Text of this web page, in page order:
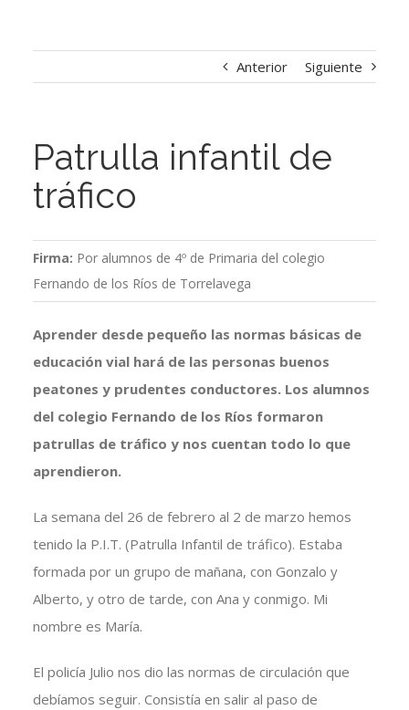
Anterior Siguiente
Patrulla infantil de
tráfico
Firma: Por alumnos de 4º de Primaria del colegio
Fernando de los Ríos de Torrelavega
Aprender desde pequeño las normas básicas de
educación vial hará de las personas buenos
peatones y prudentes conductores. Los alumnos
del colegio Fernando de los Ríos formaron
patrullas de tráfico y nos cuentan todo lo que
aprendieron.
La semana del 26 de febrero al 2 de marzo hemos
tenido la P.I.T. (Patrulla Infantil de tráfico). Estaba
formada por un grupo de mañana, con Gonzalo y
Alberto, y otro de tarde, con Ana y conmigo. Mi
nombre es María.
El policía Julio nos dio las normas de circulación que
debíamos seguir. Consistía en salir al paso de